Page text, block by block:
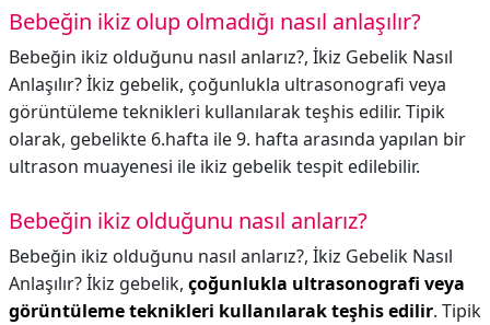
Bebeğin ikiz olup olmadığı nasıl anlaşılır?
Bebeğin ikiz olduğunu nasıl anlarız?, İkiz Gebelik Nasıl
Anlaşılır? İkiz gebelik, çoğunlukla ultrasonografi veya
görüntüleme teknikleri kullanılarak teşhis edilir. Tipik
olarak, gebelikte 6.hafta ile 9. hafta arasında yapılan bir
ultrason muayenesi ile ikiz gebelik tespit edilebilir.
Bebeğin ikiz olduğunu nasıl anlarız?
Bebeğin ikiz olduğunu nasıl anlarız?, İkiz Gebelik Nasıl
Anlaşılır? İkiz gebelik, çoğunlukla ultrasonografi veya
görüntüleme teknikleri kullanılarak teşhis edilir. Tipik